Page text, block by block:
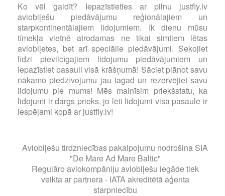
Ko vēl gaidīt? Iepazīstieties ar pilnu justfly.lv
aviobiļešu piedāvājumu reģionālajiem un
starpkontinentālajiem lidojumiem. Ik dienu mūsu
tīmekļa vietnē atrodamas ne tikai simtiem lētas
aviobiļetes, bet arī speciālie piedāvājumi. Sekojiet
līdzi pievilcīgajiem lidojumu piedāvājumiem un
iepazīstiet pasauli visā krāšņumā! Sāciet plānot savu
nākamo piedzīvojumu jau tagad un rezervējiet savu
lidojumu pie mums! Mēs mainīsim priekšstatu, ka
lidojumi ir dārgs prieks, jo lēti lidojumi visā pasaulē ir
iespējami kopā ar justfly.lv!
Aviobiļešu tirdzniecības pakalpojumu nodrošina SIA
"De Mare Ad Mare Baltic"
Regulāro aviokompāniju aviobiļešu iegāde tiek
veikta ar partnera - IATA akreditētā aģenta
starpniecību